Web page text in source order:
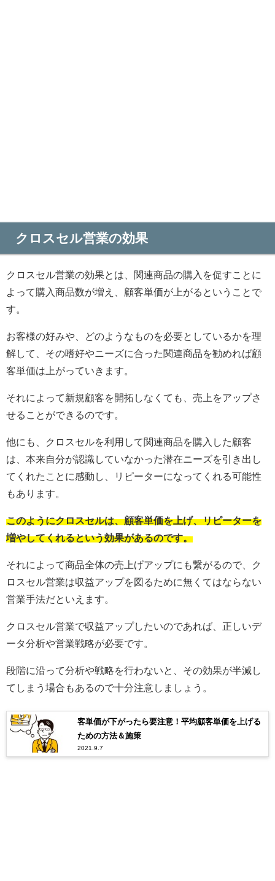
クロスセル営業の効果
クロスセル営業の効果とは、関連商品の購入を促すことに
よって購入商品数が増え、顧客単価が上がるということで
す。
お客様の好みや、どのようなものを必要としているかを理
解して、その嗜好やニーズに合った関連商品を勧めれば顧
客単価は上がっていきます。
それによって新規顧客を開拓しなくても、売上をアップさ
せることができるのです。
他にも、クロスセルを利用して関連商品を購入した顧客
は、本来自分が認識していなかった潜在ニーズを引き出し
てくれたことに感動し、リピーターになってくれる可能性
もあります。
このようにクロスセルは、顧客単価を上げ、リピーターを
増やしてくれるという効果があるのです。
それによって商品全体の売上げアップにも繋がるので、ク
ロスセル営業は収益アップを図るために無くてはならない
営業手法だといえます。
クロスセル営業で収益アップしたいのであれば、正しいデ
ータ分析や営業戦略が必要です。
段階に沿って分析や戦略を行わないと、その効果が半減し
てしまう場合もあるので十分注意しましょう。
客単価が下がったら要注意！平均顧客単価を上げる
ための方法＆施策
2021.9.7